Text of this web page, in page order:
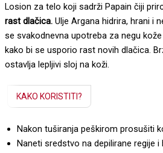
Losion za telo koji sadrži Papain čiji
rast dlačica. Ulje Argana hidrira, hrani i
se svakodnevna upotreba za negu
kako bi se usporio rast novih dlačica.
ostavlja lepljivi sloj na koži.
KAKO KORISTITI?
Nakon tuširanja peškirom prosušiti
Naneti sredstvo na depilirane regije i